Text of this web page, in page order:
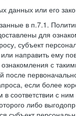
данных или его
в п.7.1.
для
субъект
направить ему
с
после
если более
соответствии с
либо